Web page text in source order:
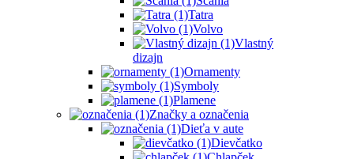
Tatra
Volvo
Vlastný
dizajn
Ornamenty
Symboly
Plamene
Značky a označenia
Dieťa v aute
Dievčatko